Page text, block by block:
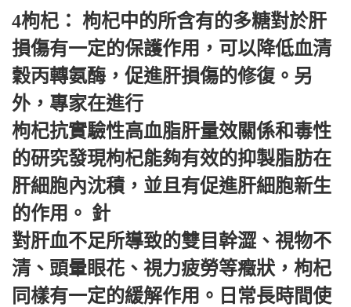
4枸杞： 枸杞中的所含有的多糖對於肝
損傷有一定的保護作用，可以降低血清
穀丙轉氨酶，促進肝損傷的修復。另
外，專家在進行
枸杞抗實驗性高血脂肝量效關係和毒性
的研究發現枸杞能夠有效的抑製脂肪在
肝細胞內沈積，並且有促進肝細胞新生
的作用。 針
對肝血不足所導致的雙目幹澀、視物不
清、頭暈眼花、視力疲勞等癥狀，枸杞
同樣有一定的緩解作用。日常長時間使